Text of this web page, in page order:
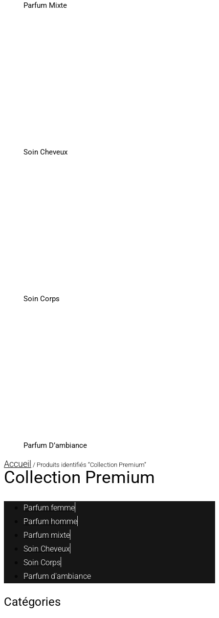
Parfum Mixte
Soin Cheveux
Soin Corps
Parfum D’ambiance
Accueil / Produits identifiés “Collection Premium”
Collection Premium
Parfum femme
Parfum homme
Parfum mixte
Soin Cheveux
Soin Corps
Parfum d’ambiance
Catégories